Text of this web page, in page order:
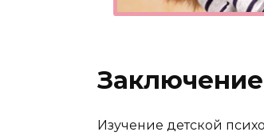
Заключение
Изучение детской